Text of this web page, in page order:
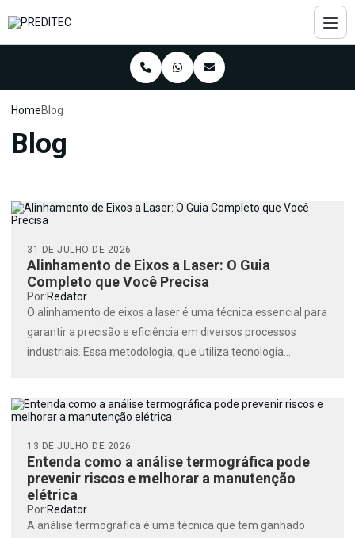
HomeBlog
Blog
Alinhamento de Eixos a Laser: O Guia
Completo que Você Precisa
31 DE JULHO DE 2026
Por:Redator
O alinhamento de eixos a laser é uma técnica essencial para
garantir a precisão e eficiência em diversos processos
industriais. Essa metodologia, que utiliza tecnologia...
Entenda como a análise termográfica pode
prevenir riscos e melhorar a manutenção
elétrica
13 DE JULHO DE 2026
Por:Redator
A análise termográfica é uma técnica que tem ganhado